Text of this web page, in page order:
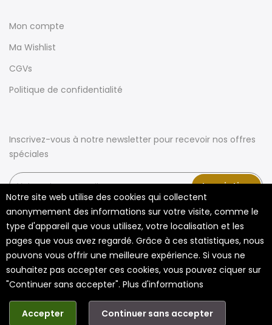
Notre site web utilise des cookies qui collectent
anonymement des informations sur votre visite, comme le
type d'appareil que vous utilisez, votre localisation et les
pages que vous avez regardé. Grâce à ces statistiques, nous
pouvons vous offrir une meilleure expérience. Si vous ne
souhaitez pas accepter ces cookies, vous pouvez ciquer sur
"Continuer sans accepter". Plus d'informations
Accepter Continuer sans accepter
Mon compte
Ma Wishlist
CGVs
Politique de confidentialité
Inscrivez-vous à notre newsletter pour recevoir nos offres
spéciales
Inscription